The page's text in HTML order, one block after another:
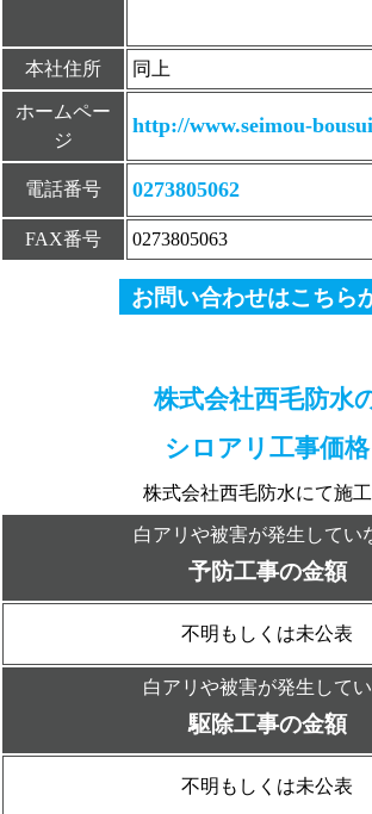
本社住所 同上
ホームペー
ジ
http://www.seimou-
電話番号 0273805062
FAX番号 0273805063
お問い合わせはこちら
株式会社西毛防水
シロアリ工事価格
株式会社西毛防水にて施
白アリや被害が発生してい
予防工事の金額
不明もしくは未公表
白アリや被害が発生して
駆除工事の金額
不明もしくは未公表